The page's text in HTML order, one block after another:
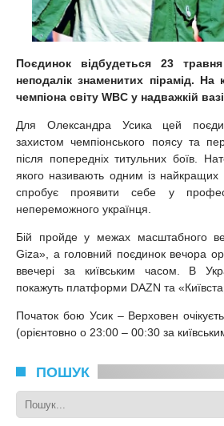
Поєдинок відбудеться 23 травня
неподалік знаменитих пірамід. На
чемпіона світу WBC у надважкій
Для Олександра Усика цей
захистом чемпіонського поясу та
після попередніх титульних боїв.
якого називають одним із найкращих
спробує проявити себе у
непереможного українця.
Бій пройде у межах масштабного
Giza», а головний поєдинок вечора
ввечері за київським часом. В
покажуть платформи DAZN та
Початок бою Усик – Верховен
(орієнтовно о 23:00 – 00:30 за
ПОШУК